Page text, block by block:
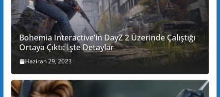
Bohemia Interactive’in DayZ 2 Üzerinde Çalıştığı
Ortaya Çıktı: İşte Detaylar
Haziran 29, 2023